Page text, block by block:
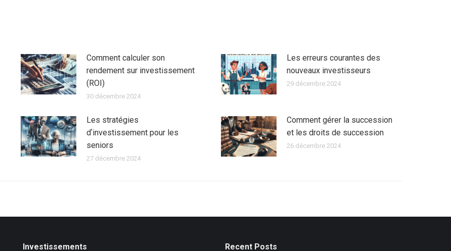
Comment calculer son
rendement sur investissement
(ROI)
30 décembre 2024
Les erreurs courantes des
nouveaux investisseurs
29 décembre 2024
Les stratégies
dʼinvestissement pour les
seniors
27 décembre 2024
Comment gérer la succession
et les droits de succession
26 décembre 2024
Investissements Recent Posts